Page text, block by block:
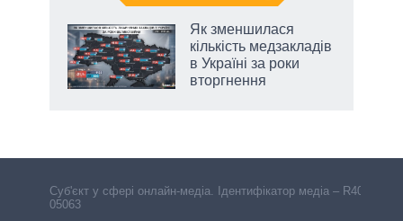
Як зменшилася
кількість медзакладів
в Україні за роки
вторгнення
Cуб'єкт у сфері онлайн-медіа. Ідентифікатор медіа – R40-
05063